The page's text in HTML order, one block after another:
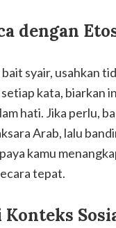
dengan
bait syair, usahkan
kata, biarkan
hati. Jika perlu,
Arab, lalu
kamu
tepat.
Konteks